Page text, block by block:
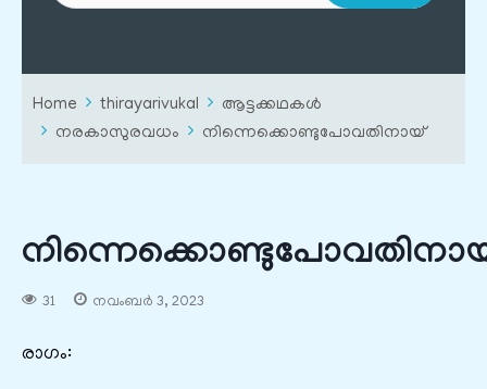
Home thirayarivukal
ആട്ടക്കഥകൾ
നരകാസുരവധം
നിന്നെക്കൊണ്ടുപോവതിനായ്
31 നവംബർ 3, 2023
രാഗം: